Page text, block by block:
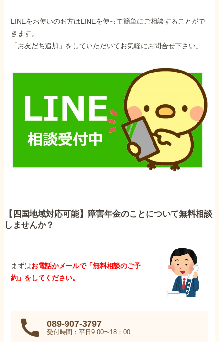
LINEをお使いのお方はLINEを使って簡単にご相談することがで
きます。
「お友だち追加」をしていただいてお気軽にお問合せ下さい。
【四国地域対応可能】障害年金のことについて無料相談
しませんか？
まずはお電話かメールで「無料相談のご予
約」をしてください。
089-907-3797
受付時間：平日9:00〜18：00